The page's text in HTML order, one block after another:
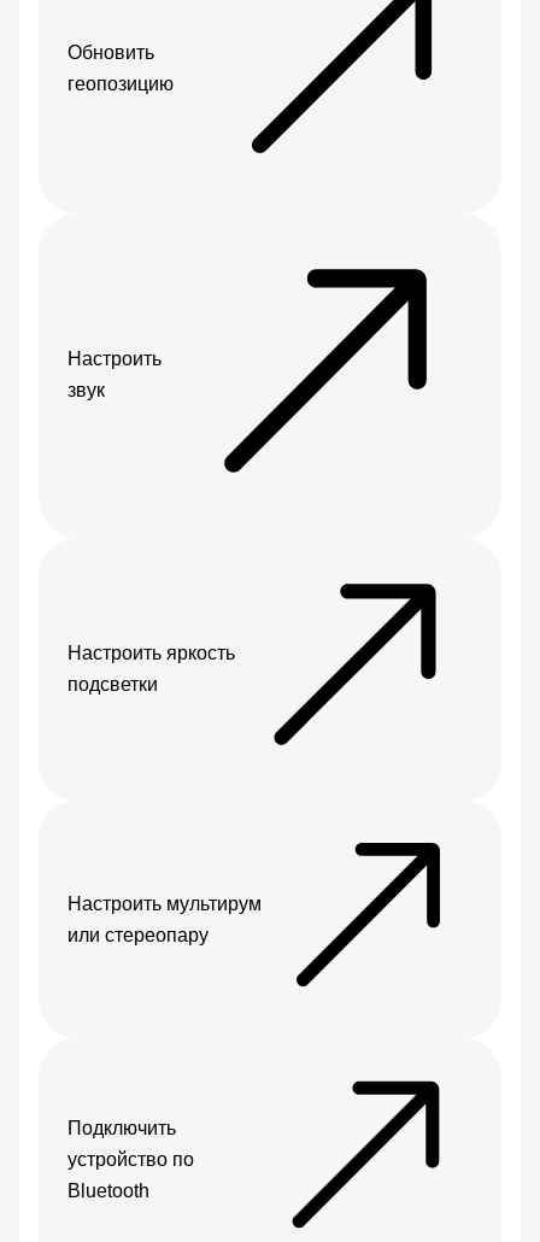
Обновить
геопозицию
Настроить
звук
Настроить яркость
подсветки
Настроить мультирум
или стереопару
Подключить
устройство по
Bluetooth